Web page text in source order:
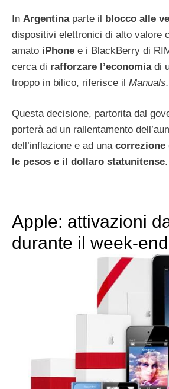
In Argentinaparte il blocco alle
dispositivi elettronici di alto valore
amato iPhone e i BlackBerry di
cerca di rafforzare l’economiadi
troppo in bilico, riferisce il
Questa decisione, partorita dal
porterà ad un rallentamento
dell’inflazione e ad una correzione
le pesos e il dollaro statunitense.
Apple: attivazioni
durante il week-